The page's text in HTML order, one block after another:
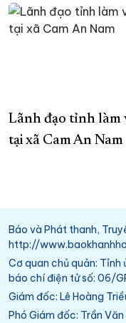
Lãnh đạo tỉnh làm
tại xã Cam An Nam
Báo và Phát thanh,
http://
Cơ quan chủ quản: Tỉnh
báo chí điện tử số: 06/
Giám đốc: Lê Hoàng
Phó Giám đốc: Trần